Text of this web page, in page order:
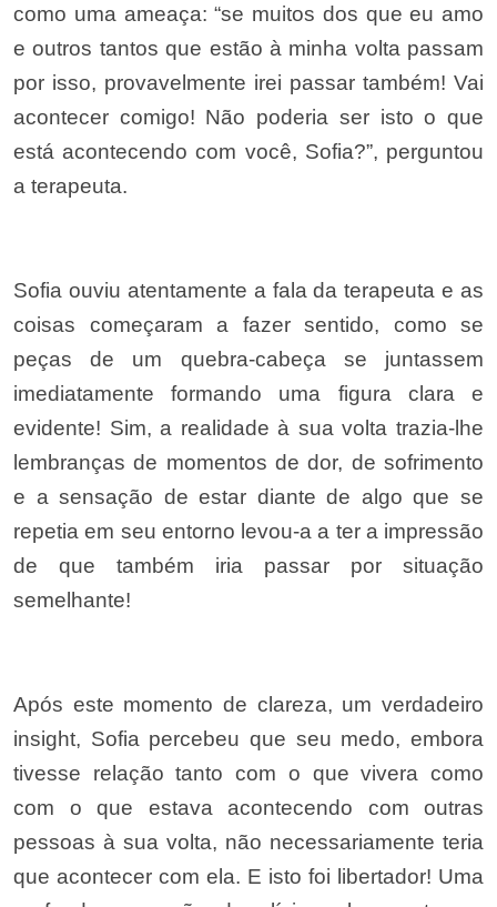
como uma ameaça: “se muitos dos que eu amo
e outros tantos que estão à minha volta passam
por isso, provavelmente irei passar também! Vai
acontecer comigo! Não poderia ser isto o que
está acontecendo com você, Sofia?”, perguntou
a terapeuta.
Sofia ouviu atentamente a fala da terapeuta e as
coisas começaram a fazer sentido, como se
peças de um quebra-cabeça se juntassem
imediatamente formando uma figura clara e
evidente! Sim, a realidade à sua volta trazia-lhe
lembranças de momentos de dor, de sofrimento
e a sensação de estar diante de algo que se
repetia em seu entorno levou-a a ter a impressão
de que também iria passar por situação
semelhante!
Após este momento de clareza, um verdadeiro
insight, Sofia percebeu que seu medo, embora
tivesse relação tanto com o que vivera como
com o que estava acontecendo com outras
pessoas à sua volta, não necessariamente teria
que acontecer com ela. E isto foi libertador! Uma